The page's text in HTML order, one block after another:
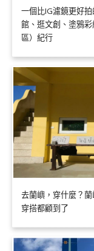
一個比IG濾鏡更好
館、逛文創、塗鴉彩
區）紀行
去蘭嶼，穿什麼？
穿搭都顧到了